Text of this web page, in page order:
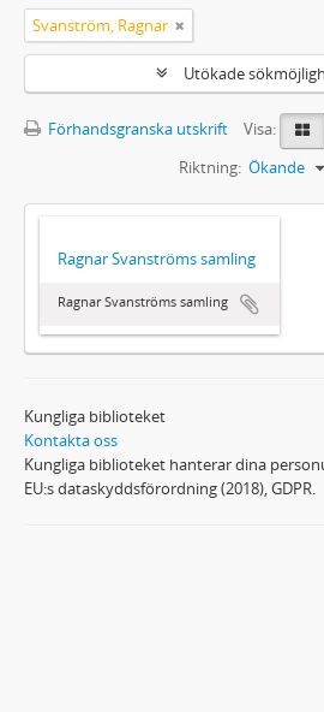
Svanström, Ragnar
Utökade
Förhandsgranska utskrift
Visa:
Riktning: Ökande
Ragnar Svanströms samling
Ragnar Svanströms samling
Kungliga biblioteket
Kontakta oss
Kungliga biblioteket hanterar dina
EU:s dataskyddsförordning (2018), GDPR.